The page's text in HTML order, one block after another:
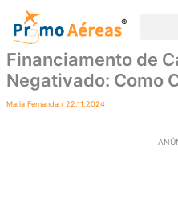
para
conteúdo
Financiamento de
Negativado: Como
Maria Fernanda / 22.11.2024